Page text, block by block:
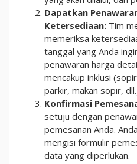
Dapatkan
Ketersediaan: Tim
memeriksa
tanggal yang Anda
penawaran harga
mencakup inklusi
parkir, makan sopir,
Konfirmasi
setuju dengan
pemesanan Anda.
mengisi formulir
data yang diperlukan.